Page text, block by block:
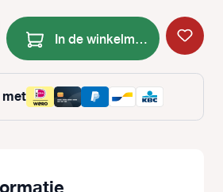
Voer
In de winkelmand